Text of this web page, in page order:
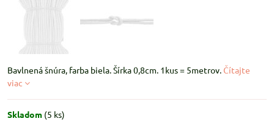
Bavlnená šnúra, farba biela. Šírka 0,8cm. 1kus = 5metrov. Čítajte
viac
Skladom (5 ks)